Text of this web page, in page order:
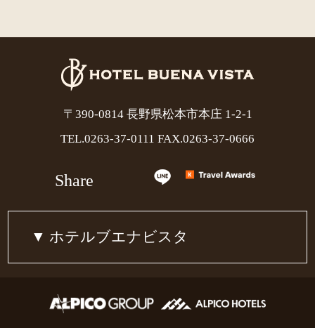
〒390-0814 長野県松本市本庄 1-2-1
TEL.0263-37-0111 FAX.0263-37-0666
Share
ホテルブエナビスタ